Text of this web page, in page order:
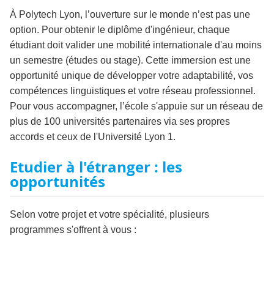
À Polytech Lyon, l’ouverture sur le monde n’est pas une
option. Pour obtenir le diplôme d'ingénieur, chaque
étudiant doit valider une mobilité internationale d'au moins
un semestre (études ou stage). Cette immersion est une
opportunité unique de développer votre adaptabilité, vos
compétences linguistiques et votre réseau professionnel.
Pour vous accompagner, l’école s'appuie sur un réseau de
plus de 100 universités partenaires via ses propres
accords et ceux de l'Université Lyon 1.
Etudier à l'étranger : les
opportunités
Selon votre projet et votre spécialité, plusieurs
programmes s'offrent à vous :